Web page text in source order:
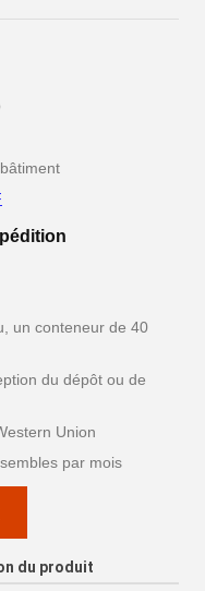
un conteneur de 40
du dépôt ou de
Union
par mois
du produit